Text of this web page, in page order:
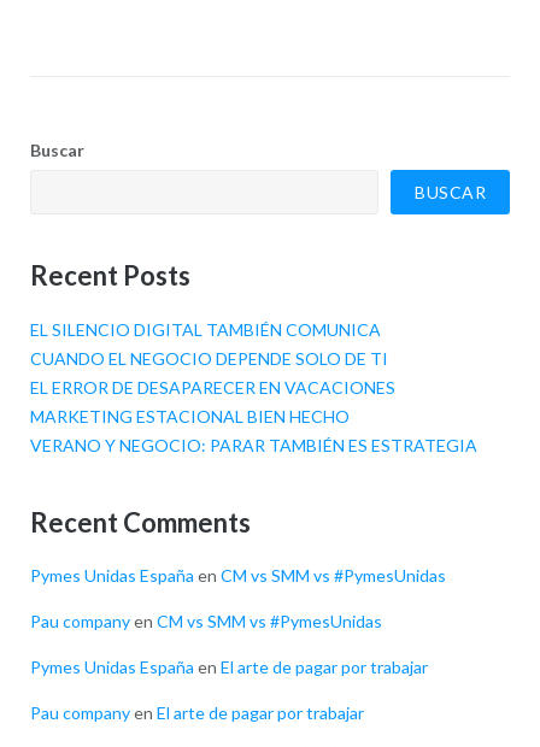
Buscar
BUSCAR
Recent Posts
EL SILENCIO DIGITAL TAMBIÉN COMUNICA
CUANDO EL NEGOCIO DEPENDE SOLO DE TI
EL ERROR DE DESAPARECER EN VACACIONES
MARKETING ESTACIONAL BIEN HECHO
VERANO Y NEGOCIO: PARAR TAMBIÉN ES ESTRATEGIA
Recent Comments
Pymes Unidas España en CM vs SMM vs #PymesUnidas
Pau companyen CM vs SMM vs #PymesUnidas
Pymes Unidas España en El arte de pagar por trabajar
Pau companyen El arte de pagar por trabajar